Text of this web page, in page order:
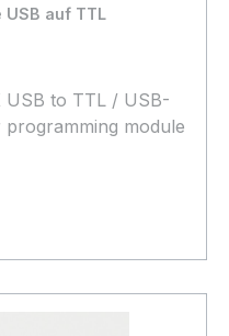
USB auf TTL
USB to TTL / USB-
module